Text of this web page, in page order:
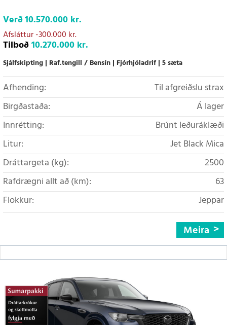
Verð10.570.000 kr.
Afsláttur-300.000 kr.
Tilboð10.270.000 kr.
Sjálfskipting Raf.tengill / Bensín Fjórhjóladrif 5 sæta
Afhending:
Til afgreiðslu strax
Birgðastaða:
Á lager
Innrétting:
Brúnt leðuráklæði
Litur:
Jet Black Mica
Dráttargeta (kg):
2500
Rafdrægni allt að (km):
63
Flokkur:
Jeppar
Meira